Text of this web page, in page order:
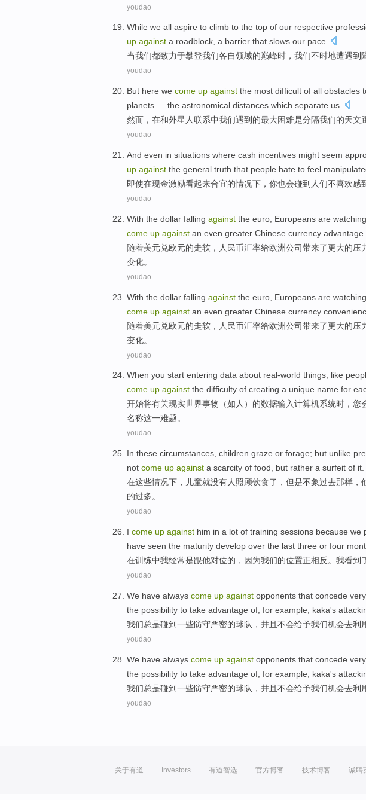
youdao
While we all aspire to climb to the top of our respective
up against a roadblock, a barrier that slows our pace.
当我们都致力于攀登我们各自领域的巅峰时 ，我们不时地遭遇到
youdao
But here we come up against the most difficult of all obstacles
planets — the astronomical distances which separate us
然而 ，在和外星人联系中我们遇到 的最大困难是分隔我们的天文
youdao
And even in situations where cash incentives might seem
up against the general truth that people hate to feel
即使在现金激励看起来合宜的情况下， 你也会碰到 人们不喜欢感
youdao
With the dollar falling against the euro Europeans are watching
come up against an even greater Chinese currency advantage.
随着美元兑欧元的走软，人民币汇率给欧洲公司带来了更大的压
变化。
youdao
With the dollar falling against the euro Europeans are watching
come up against an even greater Chinese currency
随着美元兑欧元的走软，人民币汇率给欧洲公司带来了更大的压
变化。
youdao
When you start entering data about real-world things, like
come up against the difficulty of creating a unique name for
开始将有关现实世界事物 （如人 ）的数据输入计算机系统时 ， 您
名称这一难题。
youdao
In these circumstances children graze or forage; but unlike
not come up against a scarcity of food but rather a surfeit of it.
在这些情况下 ， 儿童就没有人照顾饮食了， 但是不象过去那样，
的过多。
youdao
I come up against him in a lot of training sessions because we
have seen the maturity develop over the last three or four
在训练中我经常是跟他对位的 ， 因为我们的位置正相反 。我看到
youdao
We have always come up against opponents that concede very
the possibility to take advantage of for example kaka's
我们总是碰到一些防守严密的球队， 并且 不会给予我们机会去利
youdao
We have always come up against opponents that concede very
the possibility to take advantage of for example kaka's
我们总是碰到一些防守严密的球队， 并且不会给予我们机会去利
youdao
关于有道 Investors 有道智选 官方博客 技术博客 诚聘